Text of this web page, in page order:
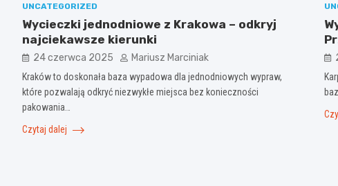
UNCATEGORIZED
Wycieczki jednodniowe z Krakowa – odkryj
najciekawsze kierunki
24 czerwca 2025 Mariusz Marciniak
Kraków to doskonała baza wypadowa dla jednodniowych wypraw,
które pozwalają odkryć niezwykłe miejsca bez konieczności
pakowania…
Czytaj dalej